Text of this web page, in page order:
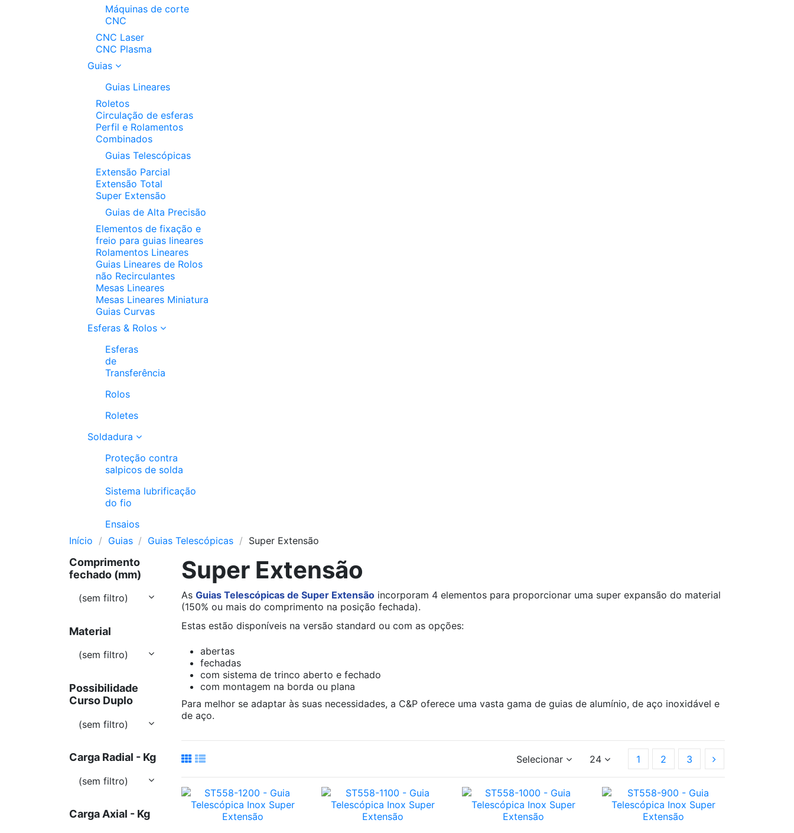
Máquinas de corte
CNC
CNC Laser
CNC Plasma
Guias
Guias Lineares
Roletos
Circulação de esferas
Perfil e Rolamentos
Combinados
Guias Telescópicas
Extensão Parcial
Extensão Total
Super Extensão
Guias de Alta Precisão
Elementos de fixação e
freio para guias lineares
Rolamentos Lineares
Guias Lineares de Rolos
não Recirculantes
Mesas Lineares
Mesas Lineares Miniatura
Guias Curvas
Esferas & Rolos
Esferas
de
Transferência
Rolos
Roletes
Soldadura
Proteção contra
salpicos de solda
Sistema lubrificação
do fio
Ensaios
Início
Guias Guias Telescópicas Super Extensão
Super Extensão
As Guias Telescópicas de Super Extensão incorporam 4 elementos para proporcionar uma super expansão do material
(150% ou mais do comprimento na posição fechada).
Estas estão disponíveis na versão standard ou com as opções:
abertas
fechadas
com sistema de trinco aberto e fechado
com montagem na borda ou plana
Para melhor se adaptar às suas necessidades, a C&P oferece uma vasta gama de guias de alumínio, de aço inoxidável e
de aço.
Selecionar 24 1 2 3
Comprimento
fechado (mm)
(sem filtro)
Material
(sem filtro)
Possibilidade
Curso Duplo
(sem filtro)
Carga Radial - Kg
(sem filtro)
Carga Axial - Kg